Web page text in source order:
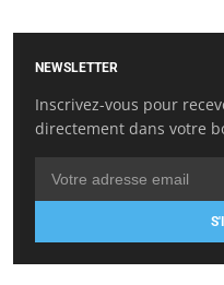
NEWSLETTER
Inscrivez-vous pour
directement dans votre